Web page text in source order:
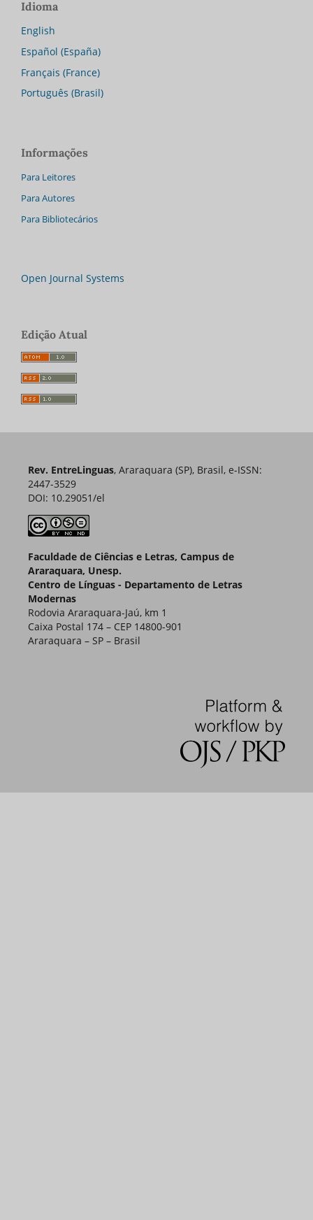
Idioma
English
Español (España)
Français (France)
Português (Brasil)
Informações
Para Leitores
Para Autores
Para Bibliotecários
Open Journal Systems
Edição Atual
Rev. EntreLinguas, Araraquara (SP), Brasil, e-ISSN:
2447-3529
DOI: 10.29051/el
Faculdade de Ciências e Letras, Campus de
Araraquara, Unesp.
Centro de Línguas - Departamento de Letras
Modernas
Rodovia Araraquara-Jaú, km 1
Caixa Postal 174 – CEP 14800-901
Araraquara – SP – Brasil